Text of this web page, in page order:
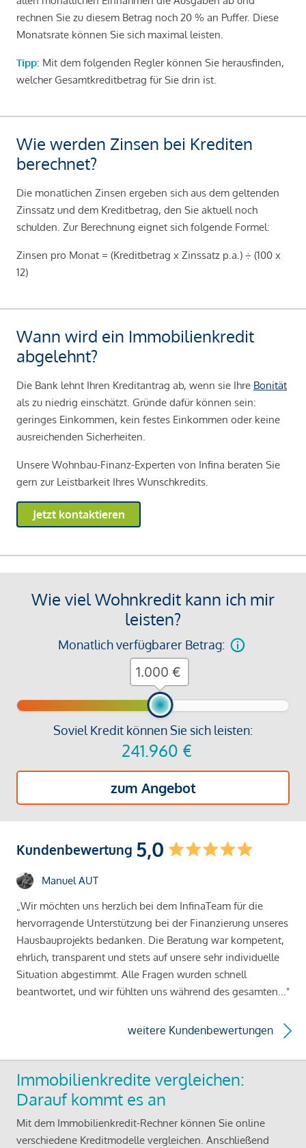
rechnen Sie zu diesem Betrag noch 20 % an Puffer. Diese
Monatsrate können Sie sich maximal leisten.
Tipp: Mit dem folgenden Regler können Sie herausfinden,
welcher Gesamtkreditbetrag für Sie drin ist.
Wie werden Zinsen bei Krediten
berechnet?
Die monatlichen Zinsen ergeben sich aus dem geltenden
Zinssatz und dem Kreditbetrag, den Sie aktuell noch
schulden. Zur Berechnung eignet sich folgende Formel:
Zinsen pro Monat = (Kreditbetrag x Zinssatz p.a.) ÷ (100 x
12)
Wann wird ein Immobilienkredit
abgelehnt?
Die Bank lehnt Ihren Kreditantrag ab, wenn sie Ihre Bonität
als zu niedrig einschätzt. Gründe dafür können sein:
geringes Einkommen, kein festes Einkommen oder keine
ausreichenden Sicherheiten.
Unsere Wohnbau-Finanz-Experten von Infina beraten Sie
gern zur Leistbarkeit Ihres Wunschkredits.
Jetzt kontaktieren
Wie viel Wohnkredit kann ich mir
leisten?
Monatlich verfügbarer Betrag:
Soviel Kredit können Sie sich leisten:
241.960 €
zum Angebot
€
Kundenbewertung 5,0
Manuel AUT
„Wir möchten uns herzlich bei dem InfinaTeam für die
hervorragende Unterstützung bei der Finanzierung unseres
Hausbauprojekts bedanken. Die Beratung war kompetent,
ehrlich, transparent und stets auf unsere sehr individuelle
Situation abgestimmt. Alle Fragen wurden schnell
beantwortet, und wir fühlten uns während des gesamten..."
weitere Kundenbewertungen
Immobilienkredite vergleichen:
Darauf kommt es an
Mit dem Immobilienkredit-Rechner können Sie online
verschiedene Kreditmodelle vergleichen. Anschließend